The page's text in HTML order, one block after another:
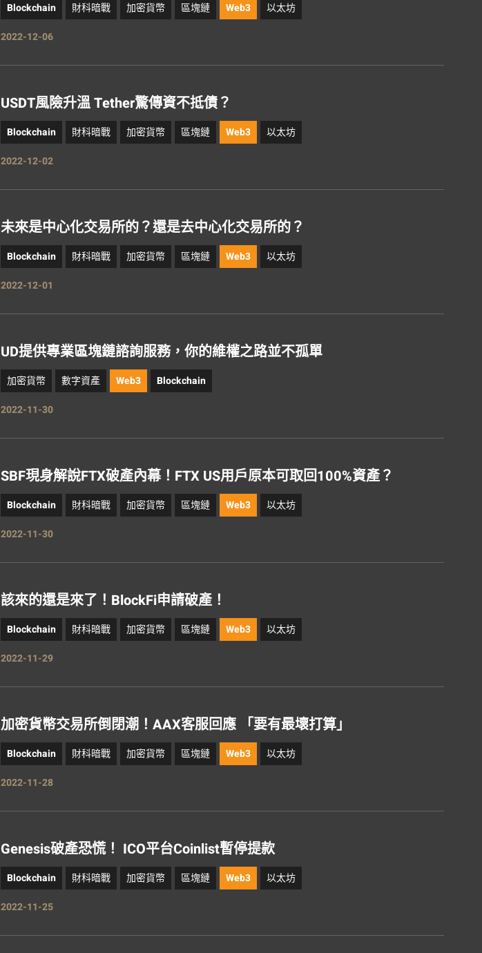
Blockchain 財科暗戰 加密貨幣 區塊鏈 Web3
以太坊
2022-12-06
USDT風險升溫 Tether驚傳資不抵債？
Blockchain 財科暗戰 加密貨幣 區塊鏈 Web3
以太坊
2022-12-02
未來是中心化交易所的？還是去中心化交易所的？
Blockchain 財科暗戰 加密貨幣 區塊鏈 Web3
以太坊
2022-12-01
UD提供專業區塊鏈諮詢服務，你的維權之路並不孤單
加密貨幣 數字資產 Web3
Blockchain
2022-11-30
SBF現身解說FTX破產內幕！FTX US用戶原本可取回100%資產？
Blockchain 財科暗戰 加密貨幣 區塊鏈 Web3
以太坊
2022-11-30
該來的還是來了！BlockFi申請破產！
Blockchain 財科暗戰 加密貨幣 區塊鏈 Web3
以太坊
2022-11-29
加密貨幣交易所倒閉潮！AAX客服回應 「要有最壞打算」
Blockchain 財科暗戰 加密貨幣 區塊鏈 Web3
以太坊
2022-11-28
Genesis破產恐慌！ ICO平台Coinlist暫停提款
Blockchain 財科暗戰 加密貨幣 區塊鏈 Web3
以太坊
2022-11-25